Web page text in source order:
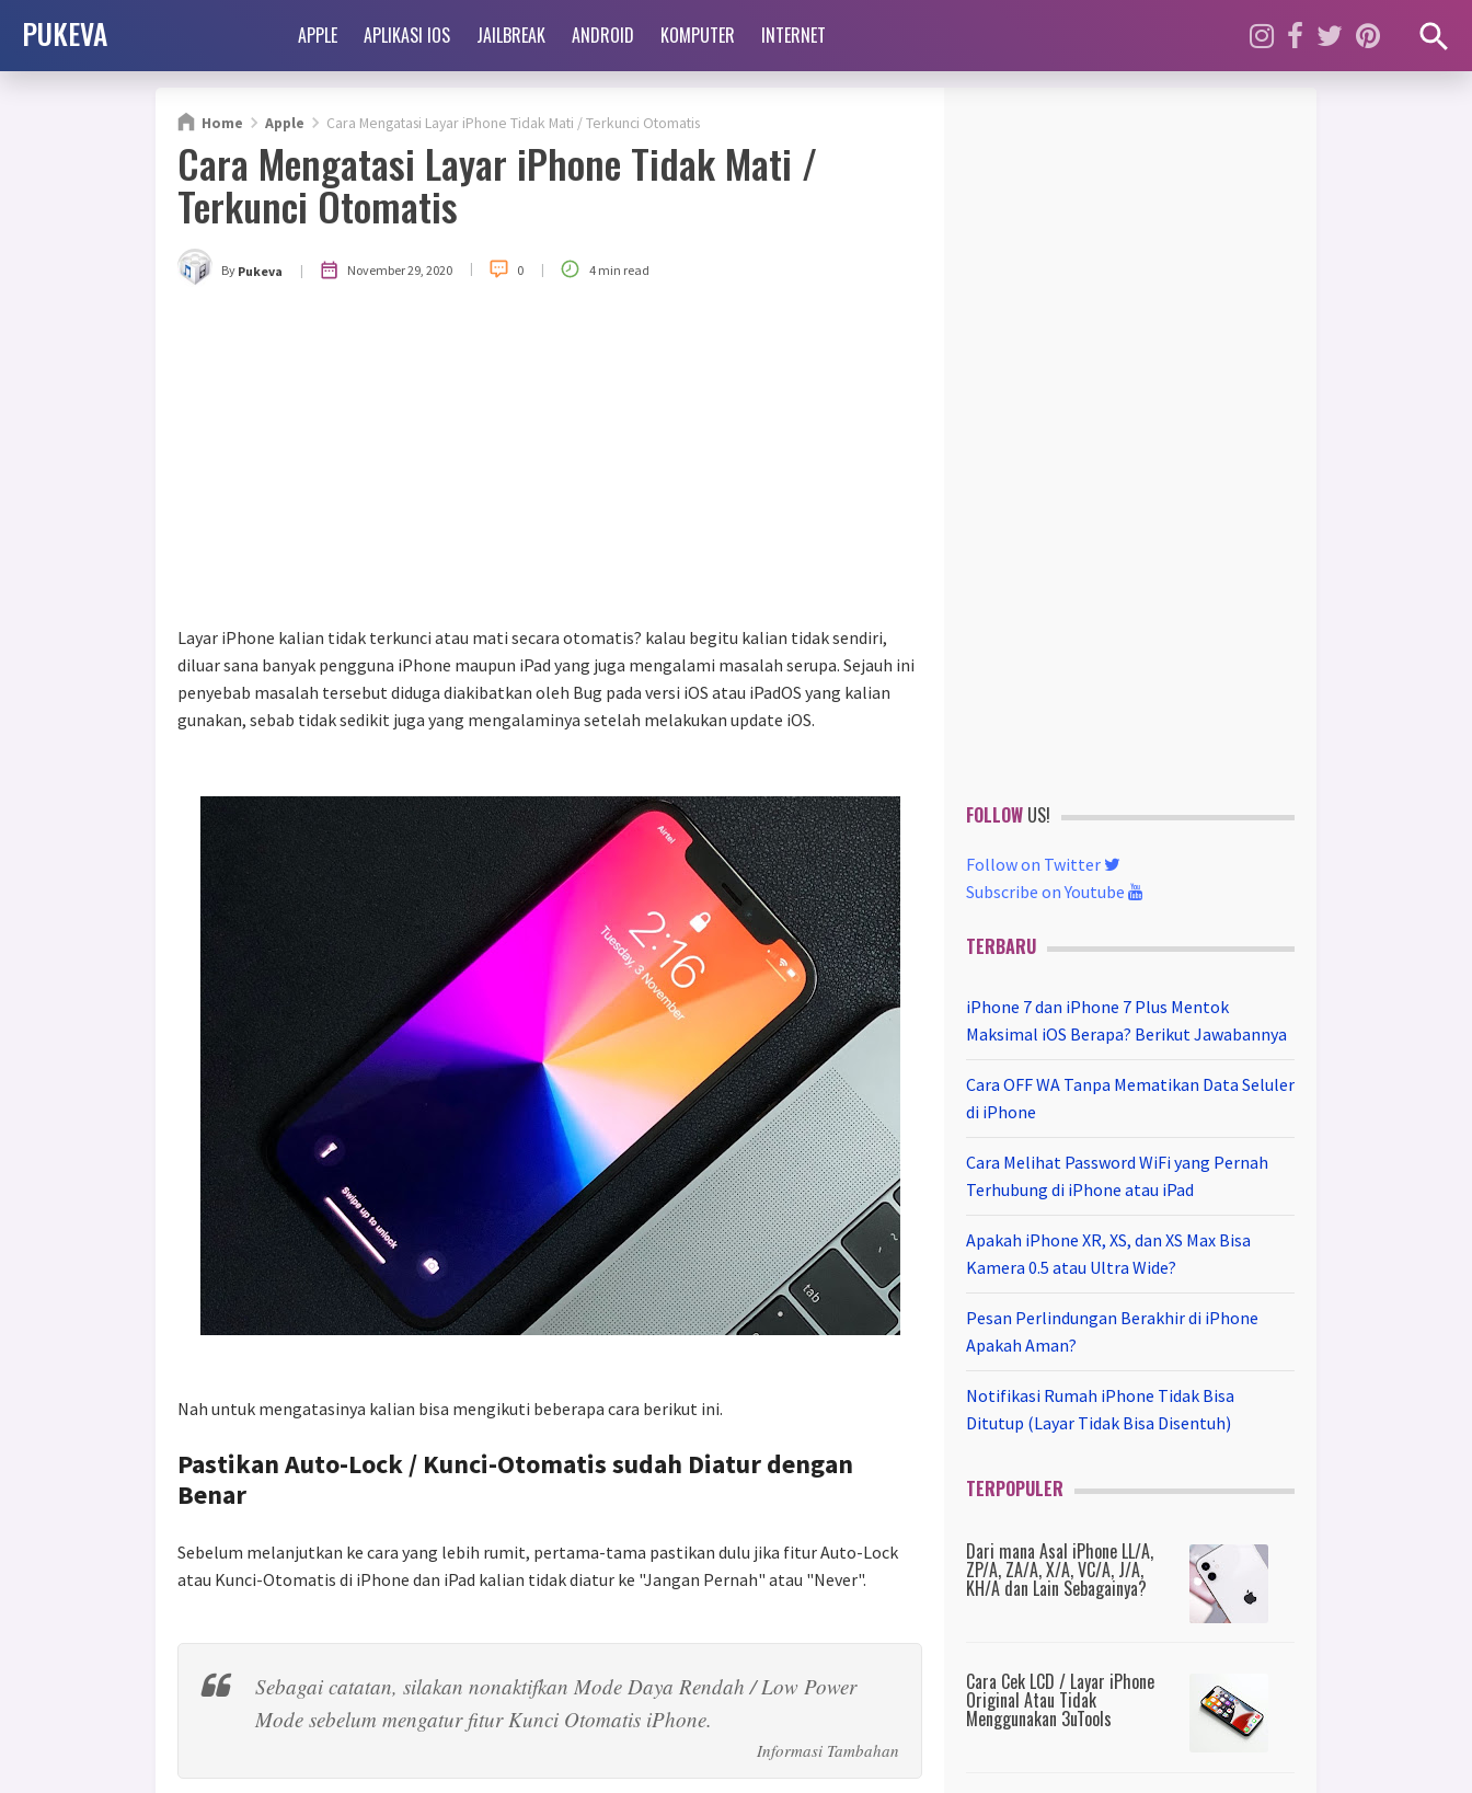
PUKEVA APPLE APLIKASI IOS JAILBREAK ANDROID KOMPUTER INTERNET
Home Apple Cara Mengatasi Layar iPhone Tidak Mati / Terkunci Otomatis
Cara Mengatasi Layar iPhone Tidak Mati /
Terkunci Otomatis
By Pukeva | November 29, 2020 | 0 | 4 min read
Layar iPhone kalian tidak terkunci atau mati secara otomatis? kalau begitu kalian tidak sendiri,
diluar sana banyak pengguna iPhone maupun iPad yang juga mengalami masalah serupa. Sejauh ini
penyebab masalah tersebut diduga diakibatkan oleh Bug pada versi iOS atau iPadOS yang kalian
gunakan, sebab tidak sedikit juga yang mengalaminya setelah melakukan update iOS.
Nah untuk mengatasinya kalian bisa mengikuti beberapa cara berikut ini.
Pastikan Auto-Lock / Kunci-Otomatis sudah Diatur dengan
Benar
Sebelum melanjutkan ke cara yang lebih rumit, pertama-tama pastikan dulu jika fitur Auto-Lock
atau Kunci-Otomatis di iPhone dan iPad kalian tidak diatur ke "Jangan Pernah" atau "Never".
Sebagai catatan, silakan nonaktifkan Mode Daya Rendah / Low Power
Mode sebelum mengatur fitur Kunci Otomatis iPhone.
FOLLOW US!
Follow on Twitter
Subscribe on Youtube
TERBARU
iPhone 7 dan iPhone 7 Plus Mentok
Maksimal iOS Berapa? Berikut Jawabannya
Cara OFF WA Tanpa Mematikan Data Seluler
di iPhone
Cara Melihat Password WiFi yang Pernah
Terhubung di iPhone atau iPad
Apakah iPhone XR, XS, dan XS Max Bisa
Kamera 0.5 atau Ultra Wide?
Pesan Perlindungan Berakhir di iPhone
Apakah Aman?
Notifikasi Rumah iPhone Tidak Bisa
Ditutup (Layar Tidak Bisa Disentuh)
TERPOPULER
Dari mana Asal iPhone LL/A,
ZP/A, ZA/A, X/A, VC/A, J/A,
KH/A dan Lain Sebagainya?
Cara Cek LCD / Layar iPhone
Original Atau Tidak
Menggunakan 3uTools